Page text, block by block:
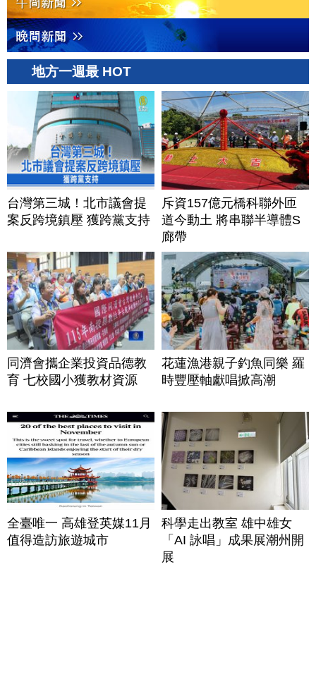
地方一週最 HOT
台灣第三城！北市議會提
案反跨境鎮壓 獲跨黨支持
斥資157億元橋科聯外匝
道今動土 將串聯半導體S
廊帶
同濟會攜企業投資品德教
育 七校國小獲教材資源
花蓮漁港親子釣魚同樂 羅
時豐壓軸獻唱掀高潮
全臺唯一 高雄登英媒11月
值得造訪旅遊城市
科學走出教室 雄中雄女
「AI 詠唱」成果展潮州開
展